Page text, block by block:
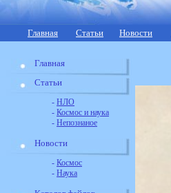
Главная Статьи Новости
Главная
Статьи
- НЛО
- Космос и наука
- Непознаное
Новости
- Космос
- Наука